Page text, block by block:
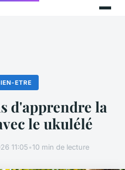
ETRE
d'apprendre la
le ukulélé
11:05•10 min de lecture